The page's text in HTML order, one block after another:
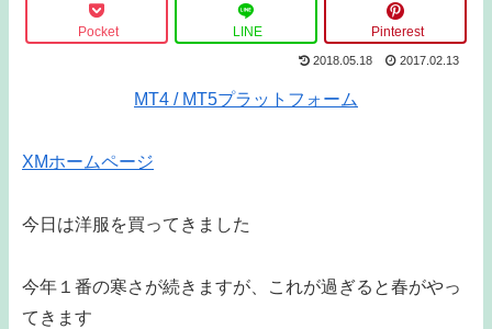
Pocket LINE Pinterest
2018.05.18 2017.02.13
MT4 / MT5プラットフォーム
XMホームページ
今日は洋服を買ってきました
今年１番の寒さが続きますが、これが過ぎると春がやっ
てきます